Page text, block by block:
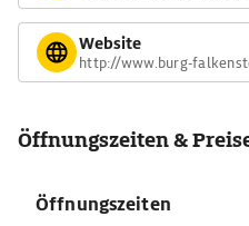
Website
http://www.burg-
Öffnungszeiten &
Öffnungszeiten